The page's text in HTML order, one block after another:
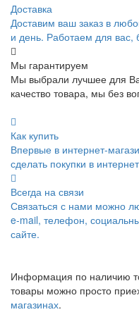
Доставка
Доставим ваш заказ в
и день. Работаем для вас,
Мы гарантируем
Мы выбрали лучшее для
качество товара, мы без
Как купить
Впервые в интернет-
сделать покупки в
Всегда на связи
Связаться с нами можно
e-mail, телефон,
сайте.
Информация по наличию
товары можно просто
магазинах.